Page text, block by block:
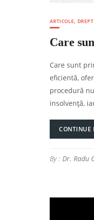
ARTICOLE
Care
Care sunt
eficientă,
procedură
insolvență,
CONTINUE
By : Dr. Radu